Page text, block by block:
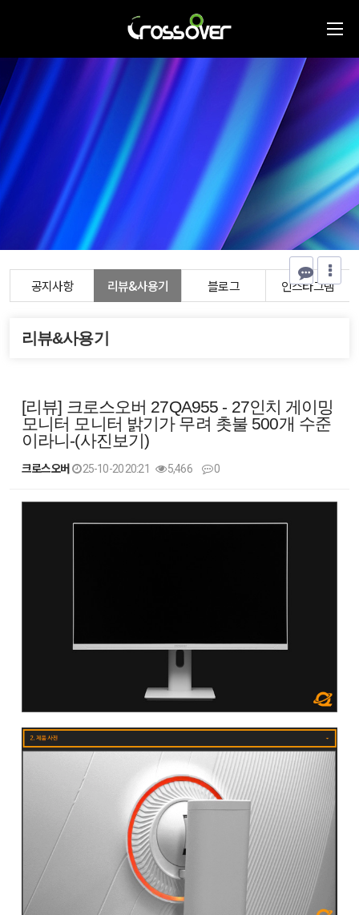
공지사항 리뷰&사용기 블로그 인스타그램
리뷰&사용기
[리뷰] 크로스오버 27QA955 - 27인치 게이밍
모니터 모니터 밝기가 무려 촛불 500개 수준
이라니-(사진보기)
크로스오버 25-10-20 20:21 5,466 0